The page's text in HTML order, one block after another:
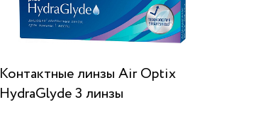
Контактные линзы Air Optix
HydraGlyde 3 линзы